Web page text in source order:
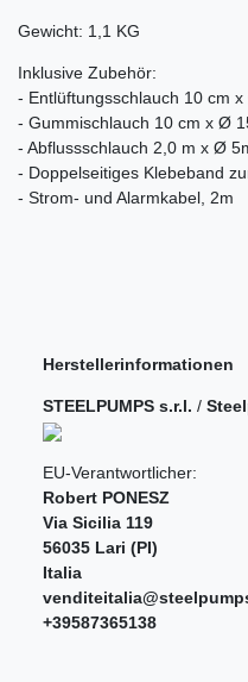
Gewicht: 1,1 KG
Inklusive Zubehör:
- Entlüftungsschlauch 10 cm
- Gummischlauch 10 cm x Ø
- Abflussschlauch 2,0 m x Ø
- Doppelseitiges Klebeband
- Strom- und Alarmkabel, 2m
Herstellerinformationen
STEELPUMPS s.r.l. /
EU-Verantwortlicher:
Robert PONESZ
Via Sicilia 119
56035 Lari (PI)
Italia
+39587365138